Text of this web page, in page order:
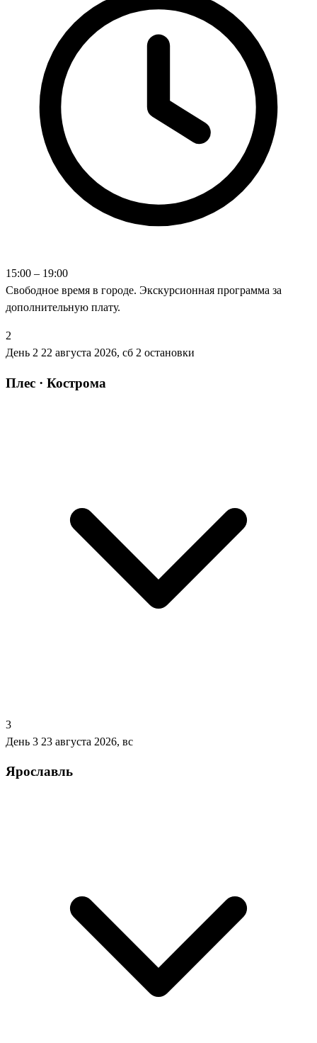
15:00 – 19:00
Свободное время в городе. Экскурсионная программа за
дополнительную плату.
2
День 2 22 августа 2026, сб 2 остановки
Плес · Кострома
3
День 3 23 августа 2026, вс
Ярославль